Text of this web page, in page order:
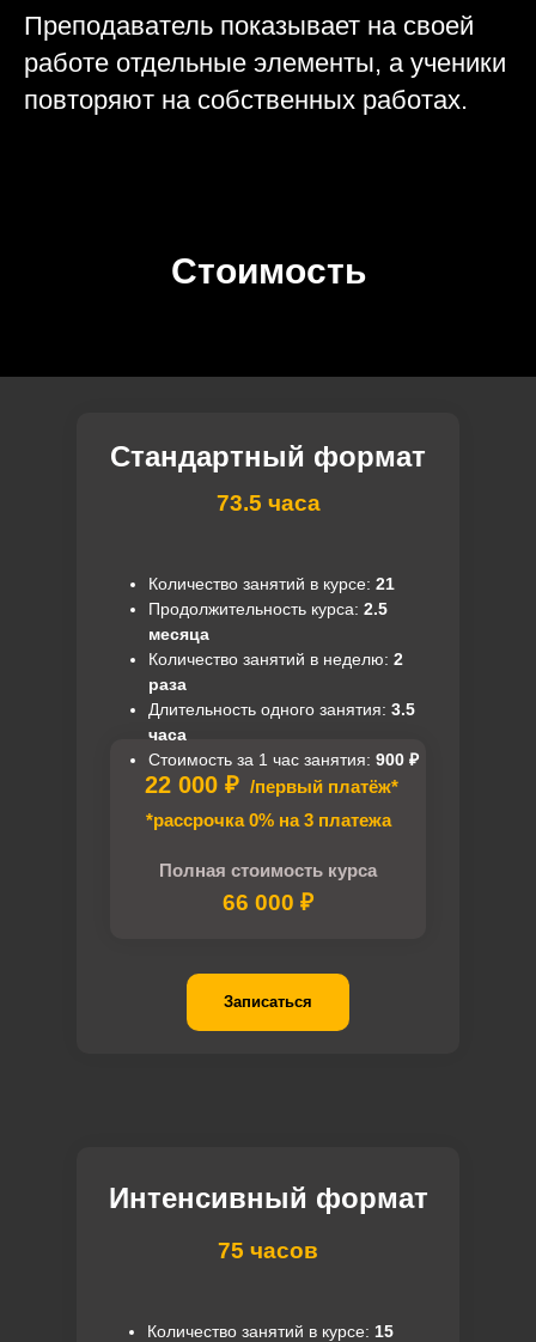
Преподаватель показывает на своей
работе отдельные элементы, а ученики
повторяют на собственных работах.
Стоимость
Стандартный формат
73.5 часа
22 000 ₽
*рассрочка 0% на 3 платежа
66 000 ₽
Полная стоимость курса
/первый платёж*
Количество занятий в курсе: 21
Продолжительность курса: 2.5
месяца
Количество занятий в неделю: 2
раза
Длительность одного занятия: 3.5
часа
Стоимость за 1 час занятия: 900 ₽
Интенсивный формат
75 часов
Количество занятий в курсе: 15
Записаться